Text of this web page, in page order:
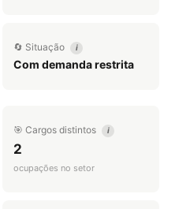
🔄 Situação i
Com demanda restrita
🎯 Cargos distintos i
2
ocupações no setor